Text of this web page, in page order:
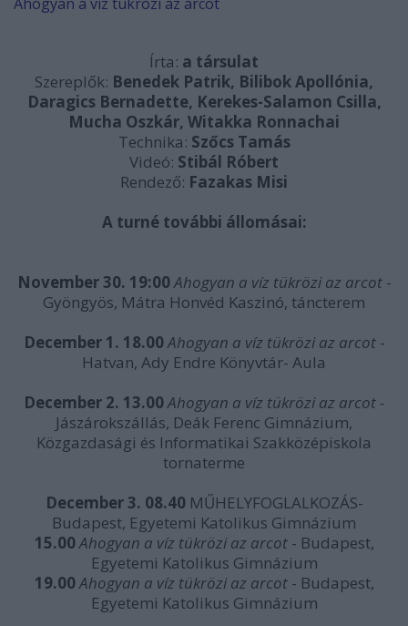
Írta: a társulat
Szereplők: Benedek Patrik, Bilibok Apollónia,
Daragics Bernadette, Kerekes-Salamon Csilla,
Mucha Oszkár, Witakka Ronnachai
Technika: Szőcs Tamás
Videó: Stibál Róbert
Rendező: Fazakas Misi
A turné további állomásai:
November 30. 19:00Ahogyan a víz tükrözi az arcot-
Gyöngyös, Mátra Honvéd Kaszinó, táncterem
December 1. 18.00Ahogyan a víz tükrözi az arcot-
Hatvan, Ady Endre Könyvtár- Aula
December 2. 13.00Ahogyan a víz tükrözi az arcot -
Jászárokszállás, Deák Ferenc Gimnázium,
Közgazdasági és Informatikai Szakközépiskola
tornaterme
December 3. 08.40 MŰHELYFOGLALKOZÁS-
Budapest, Egyetemi Katolikus Gimnázium
15.00Ahogyan a víz tükrözi az arcot- Budapest,
Egyetemi Katolikus Gimnázium
19.00Ahogyan a víz tükrözi az arcot- Budapest,
Egyetemi Katolikus Gimnázium